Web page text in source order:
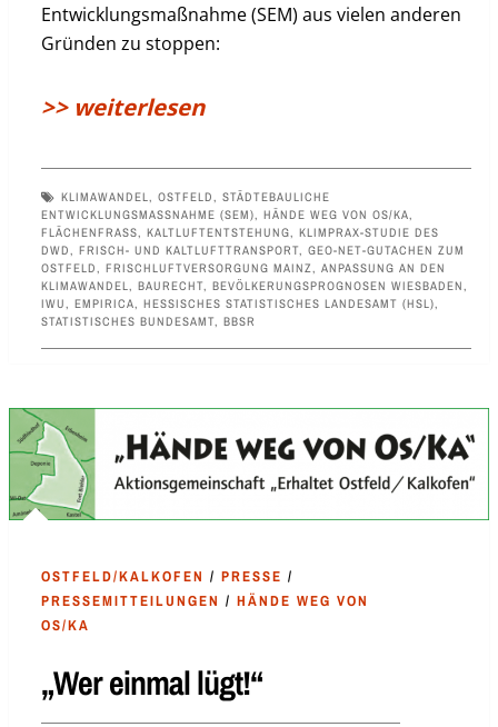
Entwicklungsmaßnahme (SEM) aus vielen anderen
Gründen zu stoppen:
>> weiterlesen
KLIMAWANDEL OSTFELD
STÄDTEBAULICHE
ENTWICKLUNGSMASSNAHME (SEM)
HÄNDE WEG VON OS/KA
FLÄCHENFRASS
KALTLUFTENTSTEHUNG
KLIMPRAX-STUDIE DES
DWD
FRISCH- UND KALTLUFTTRANSPORT, GEO-NET-GUTACHEN ZUM
OSTFELD
FRISCHLUFTVERSORGUNG MAINZ
ANPASSUNG AN DEN
KLIMAWANDEL
BAURECHT, BEVÖLKERUNGSPROGNOSEN WIESBADEN
IWU
EMPIRICA HESSISCHES STATISTISCHES LANDESAMT (HSL)
STATISTISCHES BUNDESAMT, BBSR
OSTFELD/KALKOFEN / PRESSE /
PRESSEMITTEILUNGEN / HÄNDE WEG VON
OS/KA
„Wer einmal lügt!“